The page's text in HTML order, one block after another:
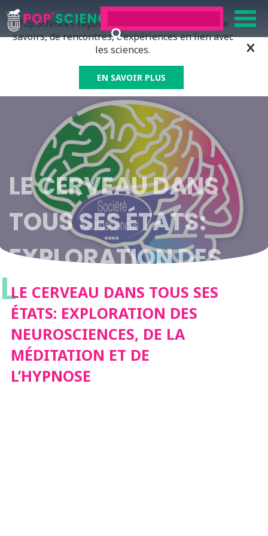
Pop’Sciences répond à tous ceux qui ont soif de
savoirs, de rencontres, d’expériences en lien avec
les sciences.
EN SAVOIR PLUS
LE CERVEAU DANS
TOUS SES ÉTATS:
EXPLORATION DES
NEUROSCIENCES, DE
LA MÉDITATION ET DE
L’HYPNOSE
LLE CERVEAU DANS TOUS SES
ÉTATS: EXPLORATION DES
NEUROSCIENCES, DE LA
MÉDITATION ET DE
L’HYPNOSE